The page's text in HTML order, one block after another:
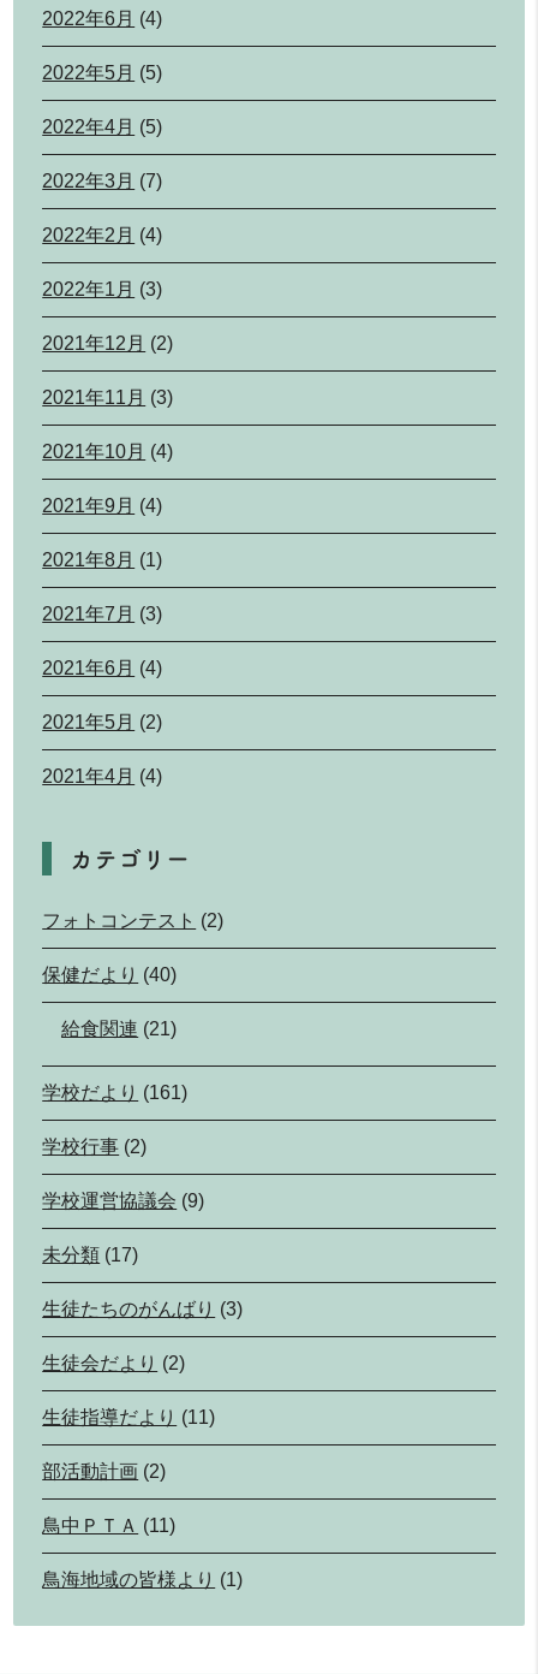
2022年6月 (4)
2022年5月 (5)
2022年4月 (5)
2022年3月 (7)
2022年2月 (4)
2022年1月 (3)
2021年12月 (2)
2021年11月 (3)
2021年10月 (4)
2021年9月 (4)
2021年8月 (1)
2021年7月 (3)
2021年6月 (4)
2021年5月 (2)
2021年4月 (4)
カテゴリー
フォトコンテスト (2)
保健だより (40)
給食関連 (21)
学校だより (161)
学校行事 (2)
学校運営協議会 (9)
未分類 (17)
生徒たちのがんばり (3)
生徒会だより (2)
生徒指導だより (11)
部活動計画 (2)
鳥中ＰＴＡ (11)
鳥海地域の皆様より (1)